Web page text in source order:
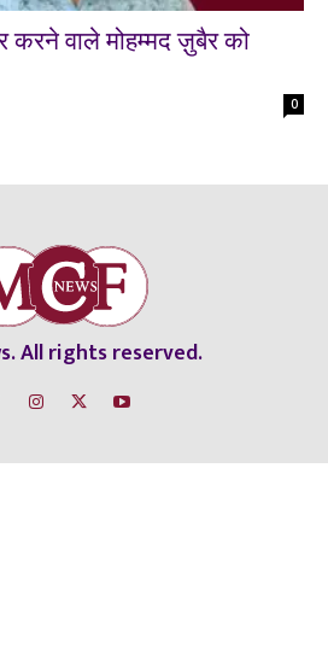
करने वाले मोहम्मद ज़ुबैर को
0
All rights reserved.